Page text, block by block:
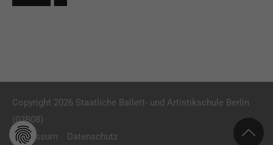
Copyright 2026 Staatliche Ballett- und Artistikschule Berlin
(03B08)
Impressum
Datenschutz